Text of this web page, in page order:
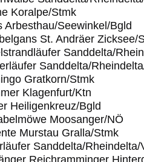
Koralpe/Stmk
Arbesthau/Seewinkel/Bgld
St. Andräer Zicksee/
Sanddelta/
Sanddelta/
Gratkorn/Stmk
Klagenfurt/Ktn
Heiligenkreuz/Bgld
Moosanger/NÖ
Murstau Gralla/Stmk
Sanddelta/Rheindelta/
Reichramminger